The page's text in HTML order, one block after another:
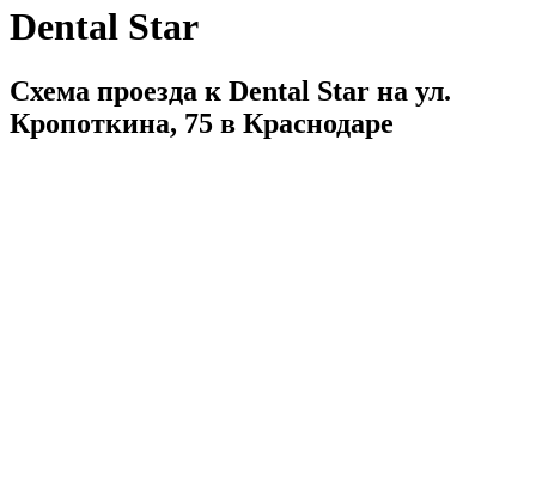
Dental Star
Схема проезда к Dental Star на ул.
Кропоткина, 75 в Краснодаре